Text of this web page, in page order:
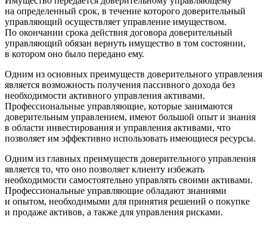
на определенный срок, в течение которого доверительный
управляющий осуществляет управление имуществом.
По окончании срока действия договора доверительный
управляющий обязан вернуть имущество в том состоянии,
в котором оно было передано ему.
Одним из основных преимуществ доверительного управления
является возможность получения пассивного дохода без
необходимости активного управления активами.
Профессиональные управляющие, которые занимаются
доверительным управлением, имеют большой опыт и знания
в области инвестирования и управления активами, что
позволяет им эффективно использовать имеющиеся ресурсы.
Одним из главных преимуществ доверительного управления
является то, что оно позволяет клиенту избежать
необходимости самостоятельно управлять своими активами.
Профессиональные управляющие обладают знаниями
и опытом, необходимыми для принятия решений о покупке
и продаже активов, а также для управления рисками.